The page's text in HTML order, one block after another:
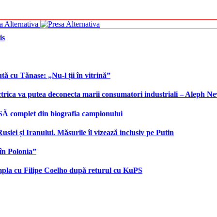
cu Tănase: „Nu-l ții în vitrină”
va putea deconecta marii consumatori industriali – Aleph
complet din biografia campionului
și Iranului. Măsurile îl vizează inclusiv pe Putin
Polonia”
cu Filipe Coelho după returul cu KuPS